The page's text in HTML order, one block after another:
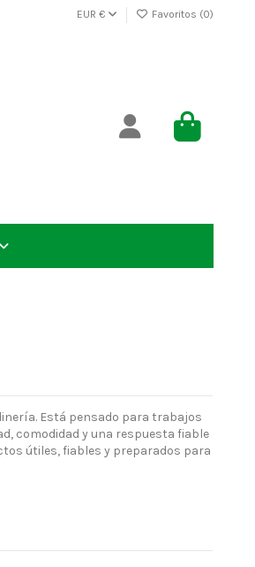
EUR € Favoritos (0)
Está pensado para trabajos
comodidad y una respuesta fiable
útiles, fiables y preparados para